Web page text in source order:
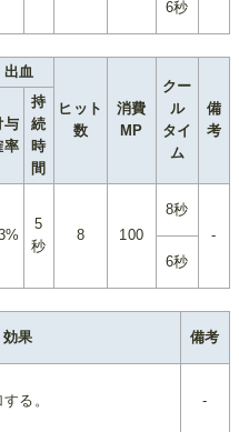
6秒
出血
ヒット
数
消費
MP
クー
ル
タイ
ム
備
考
与
率
持
続
時
間
5
秒
8 100
8秒
-
6秒
効果 備考
る。 -